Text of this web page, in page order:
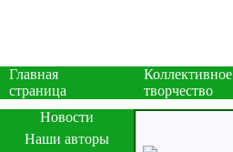
Главная
страница
Коллективное
творчество
Новости
Наши авторы